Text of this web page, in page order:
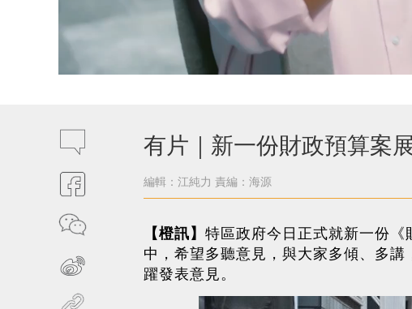
有片｜新一份財政預算案
編輯：江純力 責編：海源
【橙訊】 特區政府今日正式就新一份
中，希望多聽意見，與大家多傾、多
躍發表意見。